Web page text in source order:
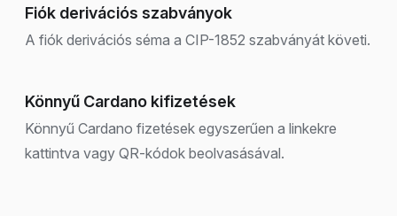
Fiók derivációs szabványok
A fiók derivációs séma a CIP-1852 szabványát követi.
Könnyű Cardano kifizetések
Könnyű Cardano fizetések egyszerűen a linkekre
kattintva vagy QR-kódok beolvasásával.